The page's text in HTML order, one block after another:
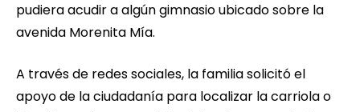
pudiera acudir a algún gimnasio ubicado sobre la
avenida Morenita Mía.
A través de redes sociales, la familia solicitó el
apoyo de la ciudadanía para localizar la carriola o